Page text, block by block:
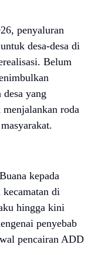
penyaluran
desa-desa di
Belum
yang
menjalankan roda
kepada
kecamatan di
hingga kini
penyebab
pencairan ADD